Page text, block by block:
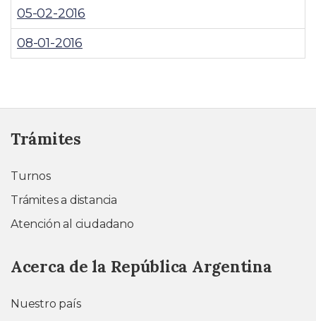
05-02-2016
08-01-2016
Trámites
Turnos
Trámites a distancia
Atención al ciudadano
Acerca de la República Argentina
Nuestro país